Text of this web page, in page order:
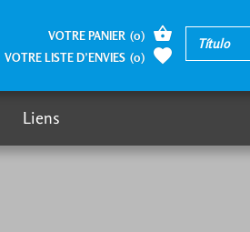
VOTRE PANIER (0)
VOTRE LISTE D’ENVIES (0)
Liens